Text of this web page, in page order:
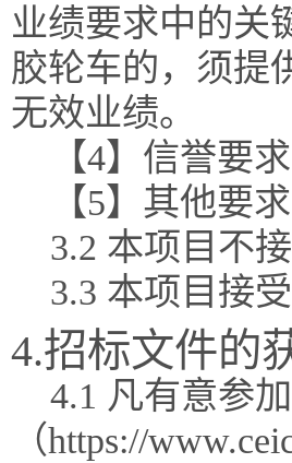
业绩要求中的关
胶轮车的，须提
无效业绩。
【4】信誉要
【5】其他要
3.2 本项目不
3.3 本项目接
4.招标文件的
4.1 凡有意参
（https://